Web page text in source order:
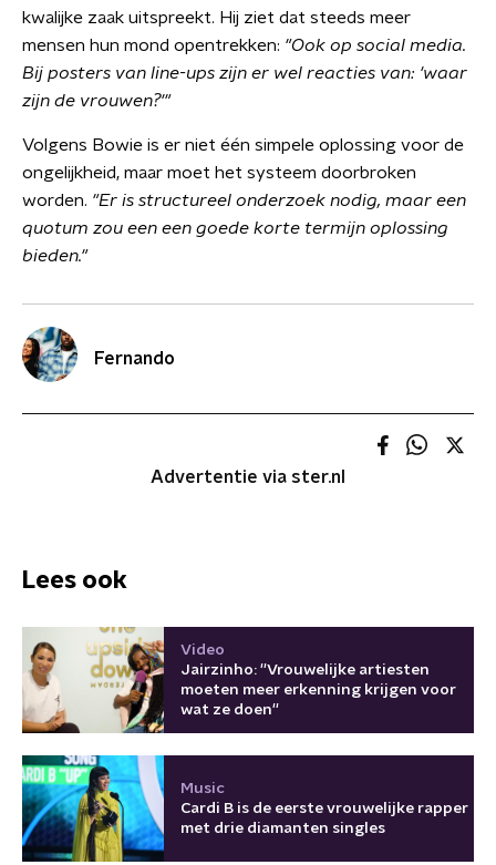
kwalijke zaak uitspreekt. Hij ziet dat steeds meer
mensen hun mond opentrekken: "Ook op social media.
Bij posters van line-ups zijn er wel reacties van: 'waar
zijn de vrouwen?'"
Volgens Bowie is er niet één simpele oplossing voor de
ongelijkheid, maar moet het systeem doorbroken
worden. "Er is structureel onderzoek nodig, maar een
quotum zou een een goede korte termijn oplossing
bieden."
Fernando
Advertentie via ster.nl
Lees ook
Video
Jairzinho: ''Vrouwelijke artiesten
moeten meer erkenning krijgen voor
wat ze doen''
Music
Cardi B is de eerste vrouwelijke rapper
met drie diamanten singles